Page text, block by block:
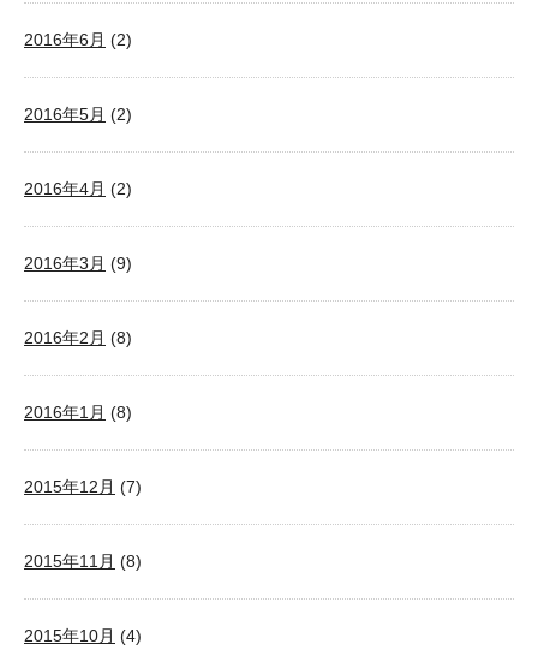
2016年6月 (2)
2016年5月 (2)
2016年4月 (2)
2016年3月 (9)
2016年2月 (8)
2016年1月 (8)
2015年12月 (7)
2015年11月 (8)
2015年10月 (4)